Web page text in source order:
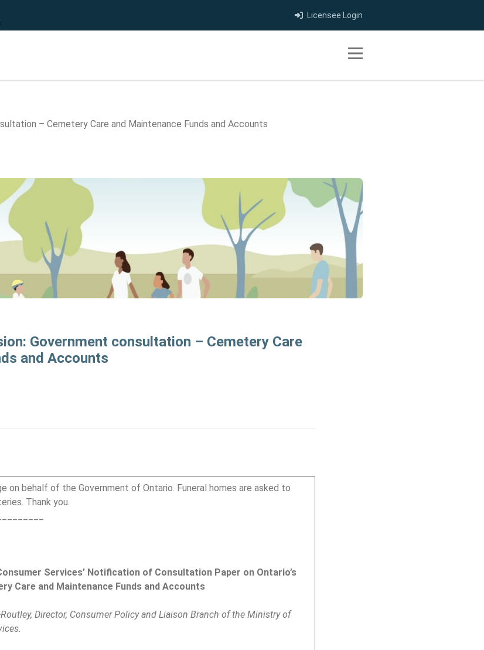
Toggle navigation
to search
Licensee Login
– Cemetery Care and Maintenance Funds and Accounts
Government consultation – Cemetery Care
and Accounts
on behalf of the Government of Ontario. Funeral homes are asked to
Thank you.
Services’ Notification of Consultation Paper on Ontario’s
Care and Maintenance Funds and Accounts
Director, Consumer Policy and Liaison Branch of the Ministry of